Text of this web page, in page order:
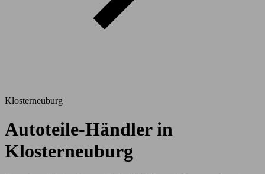
Klosterneuburg
Autoteile-Händler in
Klosterneuburg